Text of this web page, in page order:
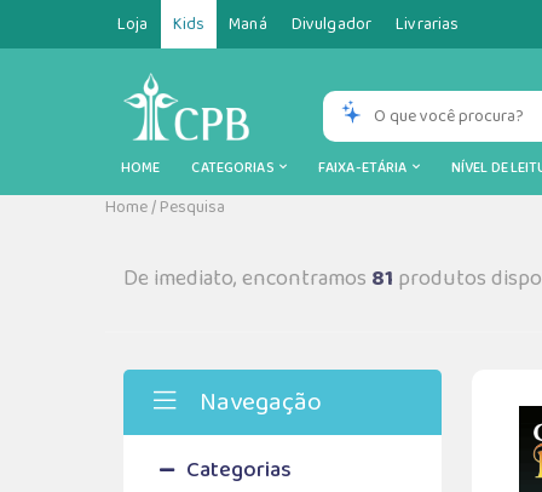
Loja Kids Maná Divulgador Livrarias
HOME CATEGORIAS FAIXA-ETÁRIA NÍVEL DE
Home/Pesquisa
De imediato, encontramos 81 produtos
Navegação
Categorias